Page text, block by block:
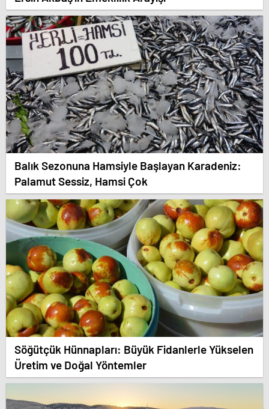
Balık Sezonuna Hamsiyle Başlayan Karadeniz:
Palamut Sessiz, Hamsi Çok
Söğütçük Hünnapları: Büyük Fidanlerle Yükselen
Üretim ve Doğal Yöntemler